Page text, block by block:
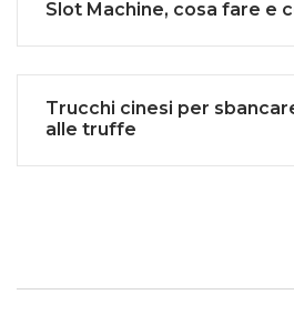
Slot Machine, cosa fare e
Trucchi cinesi per
alle truffe